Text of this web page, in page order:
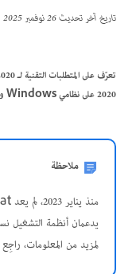
تاريخ آخر تحديث26 نوفمبر 2025
2020 على نظامي Windows و macOS.
ملاحظة
لمزيد من المعلومات، راجِع